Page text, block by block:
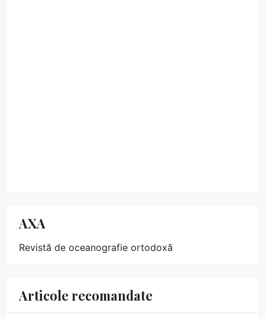
AXA
Revistă de oceanografie ortodoxă
Articole recomandate